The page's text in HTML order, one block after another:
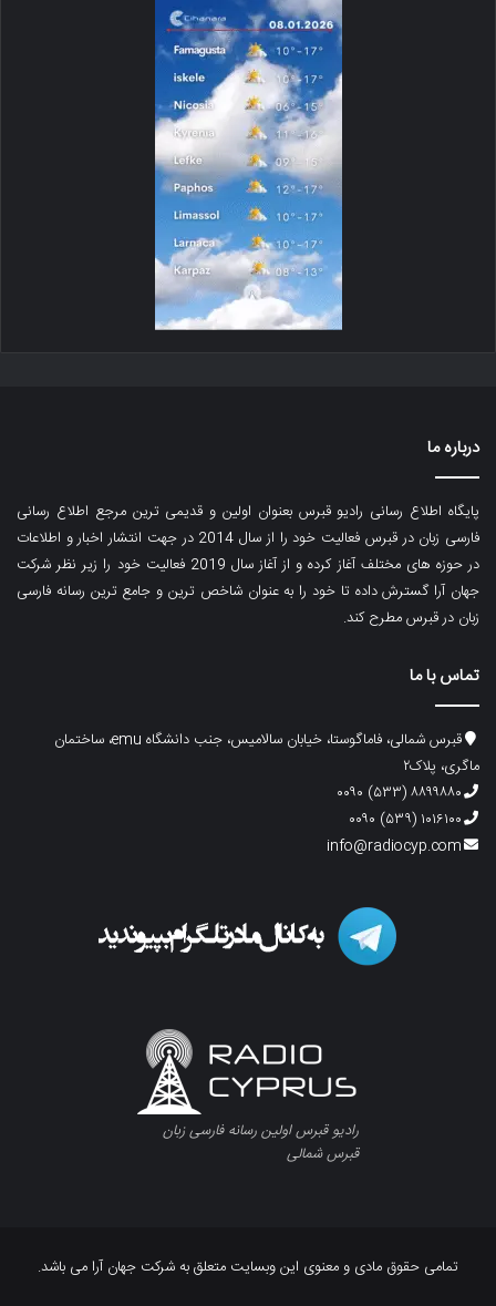
درباره ما
پایگاه اطلاع رسانی رادیو قبرس بعنوان اولین و قدیمی ترین مرجع اطلاع رسانی
فارسی زبان در قبرس فعالیت خود را از سال 2014 در جهت انتشار اخبار و اطلاعات
در حوزه های مختلف آغاز کرده و از آغاز سال 2019 فعالیت خود را زیر نظر شرکت
جهان آرا گسترش داده تا خود را به عنوان شاخص ترین و جامع ترین رسانه فارسی
زبان در قبرس مطرح کند.
تماس با ما
قبرس شمالی، فاماگوستا، خیابان سالامیس، جنب دانشگاه emu، ساختمان
ماگری، پلاک۲
۸۸۹۹۸۸۰ (۵۳۳) ۰۰۹۰
۱۰۱۶۱۰۰ (۵۳۹) ۰۰۹۰
info@radiocyp.com
رادیو قبرس اولین رسانه فارسی زبان
قبرس شمالی
تمامی حقوق مادی و معنوی این وبسایت متعلق به شرکت جهان آرا می باشد.